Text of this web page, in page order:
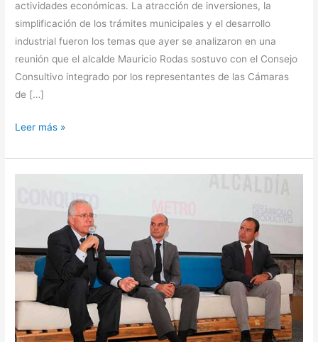
actividades económicas. La atracción de inversiones, la
simplificación de los trámites municipales y el desarrollo
industrial fueron los temas que ayer se analizaron en una
reunión que el alcalde Mauricio Rodas sostuvo con el Consejo
Consultivo integrado por los representantes de las Cámaras
de […]
Leer más »
empleo
para
el
Metro
de